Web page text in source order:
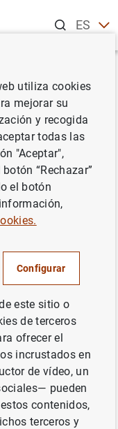
ESEN
sobre
de los
adhesión
a la
(16 KB)
Siguiente
utiliza cookies
mejorar su
y recogida
todas las
"Aceptar",
“Rechazar”
el botón
Configurar
este sitio o
de terceros
ofrecer el
incrustados en
de vídeo, un
pueden
contenidos,
terceros y